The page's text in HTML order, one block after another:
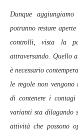
Dunque
potranno restare
controlli, vista la
attraversando. Quello
è necessario
le regole non vengono
di contenere i
varianti sta dilagando
attività che possono